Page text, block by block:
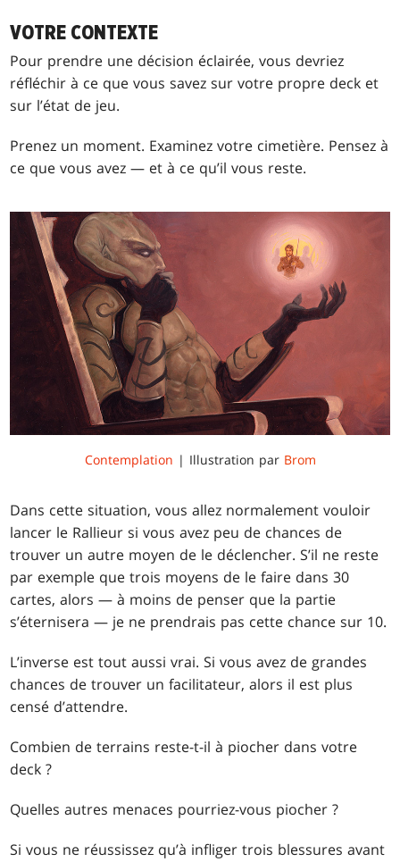
VOTRE CONTEXTE
Pour prendre une décision éclairée, vous devriez
réfléchir à ce que vous savez sur votre propre deck et
sur l’état de jeu.
Prenez un moment. Examinez votre cimetière. Pensez à
ce que vous avez — et à ce qu’il vous reste.
Contemplation | Illustration par Brom
Dans cette situation, vous allez normalement vouloir
lancer le Rallieur si vous avez peu de chances de
trouver un autre moyen de le déclencher. S’il ne reste
par exemple que trois moyens de le faire dans 30
cartes, alors — à moins de penser que la partie
s’éternisera — je ne prendrais pas cette chance sur 10.
L’inverse est tout aussi vrai. Si vous avez de grandes
chances de trouver un facilitateur, alors il est plus
censé d’attendre.
Combien de terrains reste-t-il à piocher dans votre
deck ?
Quelles autres menaces pourriez-vous piocher ?
Si vous ne réussissez qu’à infliger trois blessures avant